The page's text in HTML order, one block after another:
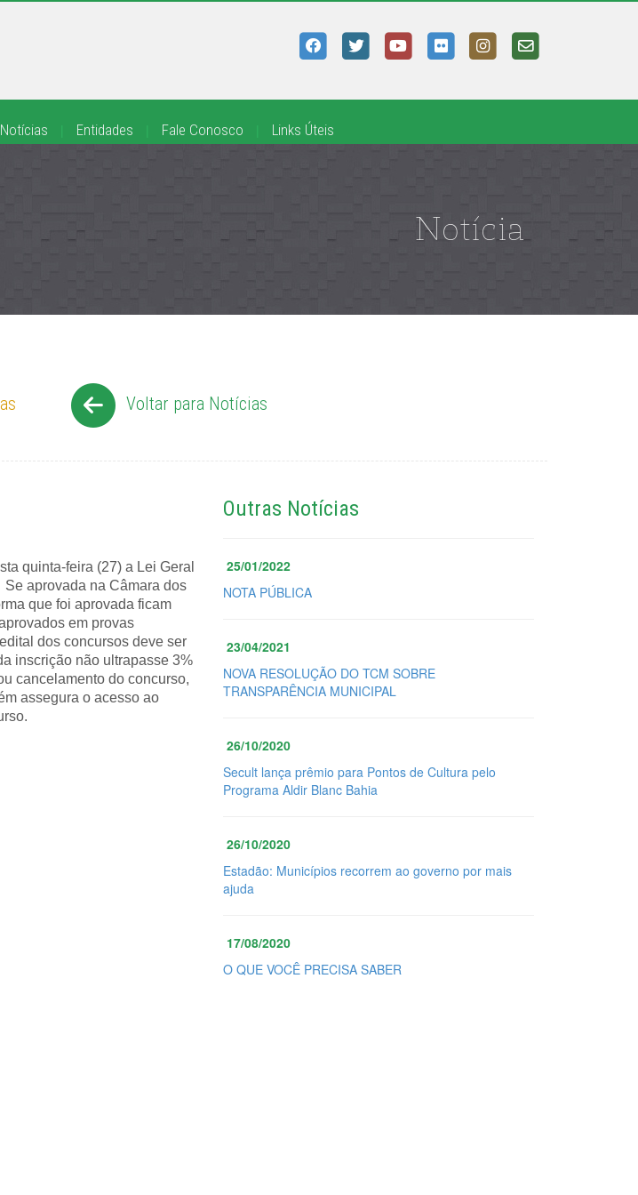
Notícias Entidades Fale Conosco Links Úteis
Notícia
Voltar para Notícias
quinta-feira (27) a Lei Geral
aprovada na Câmara dos
que foi aprovada ficam
em provas
dos concursos deve ser
inscrição não ultrapasse 3%
cancelamento do concurso,
assegura o acesso ao
Outras Notícias
25/01/2022
NOTA PÚBLICA
23/04/2021
NOVA RESOLUÇÃO DO TCM SOBRE
TRANSPARÊNCIA MUNICIPAL
26/10/2020
Secult lança prêmio para Pontos de Cultura pelo
Programa Aldir Blanc Bahia
26/10/2020
Estadão: Municípios recorrem ao governo por mais
ajuda
17/08/2020
O QUE VOCÊ PRECISA SABER